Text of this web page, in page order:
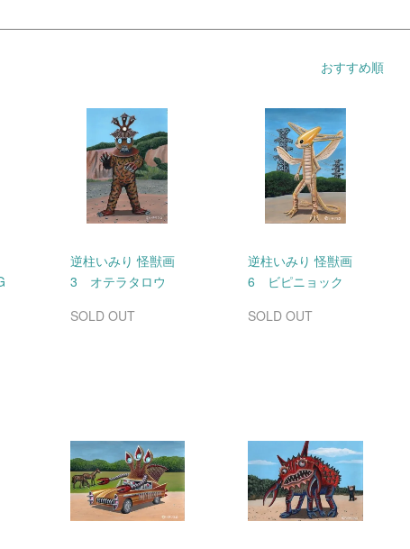
おすすめ順
逆柱いみり 怪獣画
3 オテラタロウ
SOLD OUT
逆柱いみり 怪獣画
6 ビピニョック
SOLD OUT